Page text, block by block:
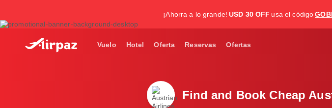
¡Ahorra a lo grande! USD 30 OFF usa el código
Vuelo Hotel Oferta Reservas Ofertas
Find and Book Cheap